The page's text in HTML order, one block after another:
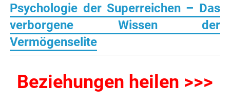
Psychologie der Superreichen – Das
verborgene Wissen der
Vermögenselite
Beziehungen heilen >>>